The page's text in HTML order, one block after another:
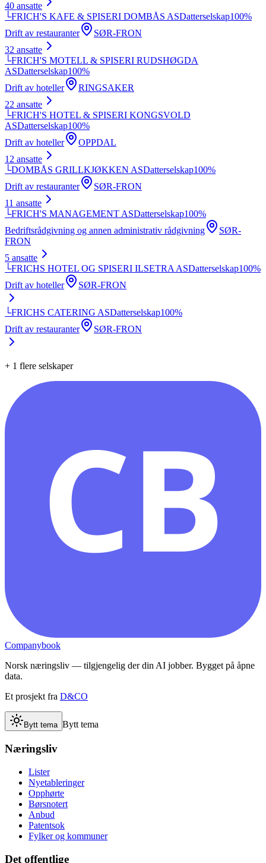
40 ansatte
└FRICH'S KAFE & SPISERI DOMBÅS ASDatterselskap100%
Drift av restauranter
SØR-FRON
32 ansatte
└FRICH'S MOTELL & SPISERI RUDSHØGDA
ASDatterselskap100%
Drift av hoteller
RINGSAKER
22 ansatte
└FRICH'S HOTEL & SPISERI KONGSVOLD
ASDatterselskap100%
Drift av hoteller
OPPDAL
12 ansatte
└DOMBÅS GRILLKJØKKEN ASDatterselskap100%
Drift av restauranter
SØR-FRON
11 ansatte
└FRICH'S MANAGEMENT ASDatterselskap100%
Bedriftsrådgivning og annen administrativ rådgivning
SØR-
FRON
5 ansatte
└FRICHS HOTEL OG SPISERI ILSETRA ASDatterselskap100%
Drift av hoteller
SØR-FRON
└FRICHS CATERING ASDatterselskap100%
Drift av restauranter
SØR-FRON
+ 1 flere selskaper
CB
Companybook
Norsk næringsliv — tilgjengelig der din AI jobber. Bygget på åpne
data.
Et prosjekt fra D&CO
Bytt tema Bytt tema
Næringsliv
Lister
Nyetableringer
Opphørte
Børsnotert
Anbud
Patentsok
Fylker og kommuner
Det offentlige